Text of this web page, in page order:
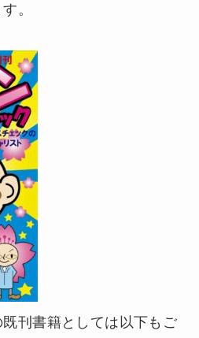
。
刊書籍としては以下もご